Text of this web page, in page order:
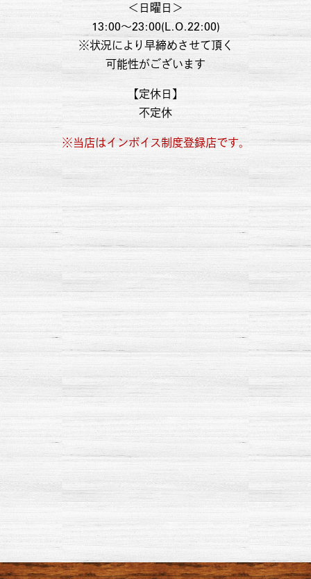
＜日曜日＞
13:00～23:00(L.O.22:00)
※状況により早締めさせて頂く
可能性がございます
【定休日】
不定休
※当店はインボイス制度登録店です。